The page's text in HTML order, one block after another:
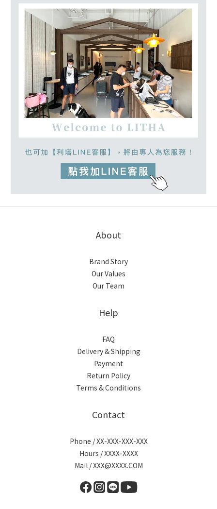
About
Brand Story
Our Values
Our Team
Help
FAQ
Delivery & Shipping
Payment
Return Policy
Terms & Conditions
Contact
Phone / XX-XXX-XXX-XXX
Hours / XXXX-XXXX
Mail / XXX@XXXX.COM